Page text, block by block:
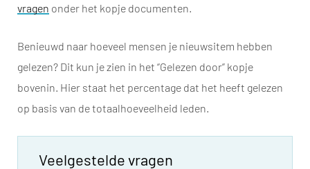
vragen onder het kopje documenten.
Benieuwd naar hoeveel mensen je nieuwsitem hebben
gelezen? Dit kun je zien in het “Gelezen door” kopje
bovenin. Hier staat het percentage dat het heeft gelezen
op basis van de totaalhoeveelheid leden.
Veelgestelde vragen